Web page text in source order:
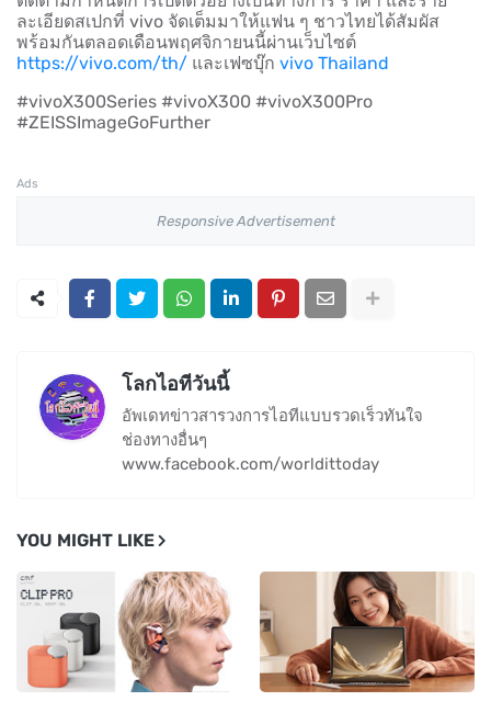
ละเอียดสเปกที่ vivo จัดเต็มมาให้แฟน ๆ ชาวไทยได้สัมผัส
พร้อมกันตลอดเดือนพฤศจิกายนนี้ผ่านเว็บไซต์
https://vivo.com/th/ และเฟซบุ๊ก vivo Thailand
#vivoX300Series #vivoX300 #vivoX300Pro
#ZEISSImageGoFurther
Ads
Responsive Advertisement
โลกไอทีวันนี้
อัพเดทข่าวสารวงการไอทีแบบรวดเร็วทันใจ
ช่องทางอื่นๆ
www.facebook.com/worldittoday
YOU MIGHT LIKE